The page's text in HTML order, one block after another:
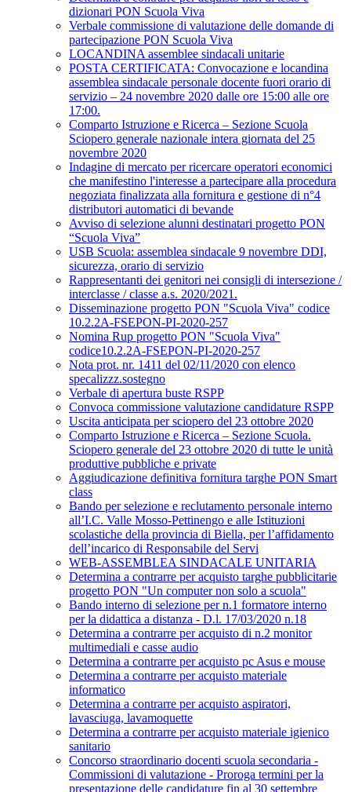
dizionari PON Scuola Viva
Verbale commissione di valutazione delle domande di
partecipazione PON Scuola Viva
LOCANDINA assemblee sindacali unitarie
POSTA CERTIFICATA: Convocazione e locandina
assemblea sindacale personale docente fuori orario di
servizio – 24 novembre 2020 dalle ore 15:00 alle ore
17:00.
Comparto Istruzione e Ricerca – Sezione Scuola
Sciopero generale nazionale intera giornata del 25
novembre 2020
Indagine di mercato per ricercare operatori economici
che manifestino l'interesse a partecipare alla procedura
negoziata finalizzata alla fornitura e gestione di n°4
distributori automatici di bevande
Avviso di selezione alunni destinatari progetto PON
“Scuola Viva”
USB Scuola: assemblea sindacale 9 novembre DDI,
sicurezza, orario di servizio
Rappresentanti dei genitori nei consigli di intersezione /
interclasse / classe a.s. 2020/2021.
Disseminazione progetto PON "Scuola Viva" codice
10.2.2A-FSEPON-PI-2020-257
Nomina Rup progetto PON "Scuola Viva"
codice10.2.2A-FSEPON-PI-2020-257
Nota prot. nr. 1411 del 02/11/2020 con elenco
specalizzz.sostegno
Verbale di apertura buste RSPP
Convoca commissione valutazione candidature RSPP
Uscita anticipata per sciopero del 23 ottobre 2020
Comparto Istruzione e Ricerca – Sezione Scuola.
Sciopero generale del 23 ottobre 2020 di tutte le unità
produttive pubbliche e private
Aggiudicazione definitiva fornitura targhe PON Smart
class
Bando per selezione e reclutamento personale interno
all’I.C. Valle Mosso-Pettinengo e alle Istituzioni
scolastiche della provincia di Biella, per l’affidamento
dell’incarico di Responsabile del Servi
WEB-ASSEMBLEA SINDACALE UNITARIA
Determina a contrarre per acquisto targhe pubblicitarie
progetto PON "Un computer non solo a scuola"
Bando interno di selezione per n.1 formatore interno
per la didattica a distanza - D.l. 17/03/2020 n.18
Determina a contrarre per acquisto di n.2 monitor
multimediali e casse audio
Determina a contrarre per acquisto pc Asus e mouse
Determina a contrarre per acquisto materiale
informatico
Determina a contrarre per acquisto aspiratori,
lavasciuga, lavamoquette
Determina a contrarre per acquisto materiale igienico
sanitario
Concorso straordinario docenti scuola secondaria -
Commissioni di valutazione - Proroga termini per la
presentazione delle candidature fin al 30 settembre